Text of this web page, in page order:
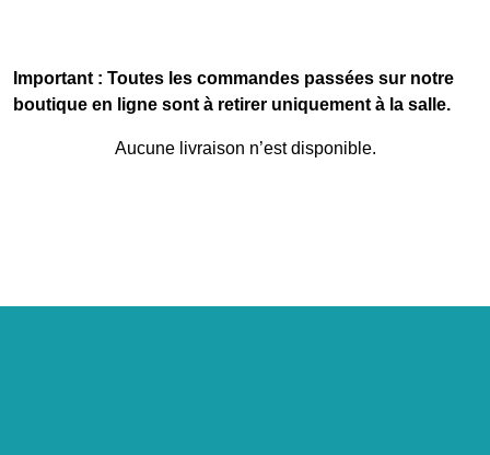
Important : Toutes les commandes passées sur notre
boutique en ligne sont à retirer uniquement à la salle.
Aucune livraison n’est disponible.